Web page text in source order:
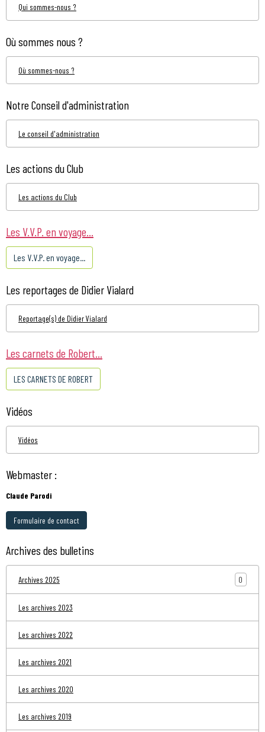
Qui sommes-nous ?
Où sommes nous ?
Où sommes-nous ?
Notre Conseil d'administration
Le conseil d'administration
Les actions du Club
Les actions du Club
Les V.V.P. en voyage...
Les V.V.P. en voyage...
Les reportages de Didier Vialard
Reportage(s) de Didier Vialard
Les carnets de Robert...
LES CARNETS DE ROBERT
Vidéos
Vidéos
Webmaster :
Claude Parodi
Formulaire de contact
Archives des bulletins
Archives 2025 0
Les archives 2023
Les archives 2022
Les archives 2021
Les archives 2020
Les archives 2019